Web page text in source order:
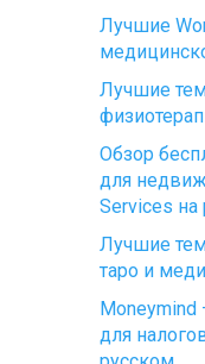
Лучшие
Лучшие
Обзор
для
Services
Лучшие
таро и
для